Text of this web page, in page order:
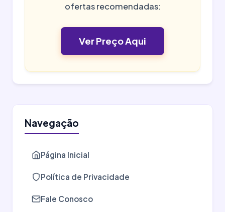
ofertas recomendadas:
Ver Preço Aqui
Navegação
Página Inicial
Política de Privacidade
Fale Conosco